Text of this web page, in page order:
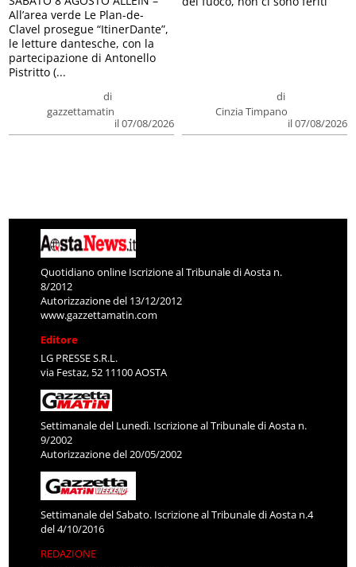
di
gazzettamatin
il 07/08/2026
All’area verde Le Plan-de-
Clavel prosegue “ItinerDante”,
le letture dantesche, con la
partecipazione di Antonello
Pistritto (...
di
Cinzia Timpano
il 07/08/2026
Quotidiano online Iscrizione al Tribunale di Aosta n.
8/2012
Autorizzazione del 13/12/2012
www.gazzettamatin.com
Editore
LG PRESSE S.R.L.
via Festaz, 52 11100 AOSTA
Settimanale del Lunedì. Iscrizione al Tribunale di Aosta n.
9/2002
Autorizzazione del 20/05/2002
Settimanale del Sabato. Iscrizione al Tribunale di Aosta n.4
del 4/10/2016
REDAZIONE